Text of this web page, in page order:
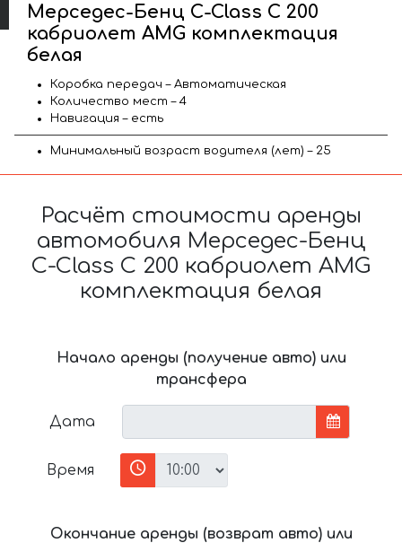
Мерседес-Бенц C-Class C 200
кабриолет AMG комплектация
белая
Коробка передач – Автоматическая
Количество мест – 4
Навигация – есть
Минимальный возраст водителя (лет) – 25
Расчёт стоимости аренды
автомобиля Мерседес-Бенц
C-Class C 200 кабриолет AMG
комплектация белая
Начало аренды (получение авто) или
трансфера
Дата
Время
Окончание аренды (возврат авто) или